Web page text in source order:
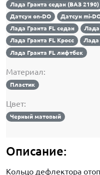
Лада Гранта седан (ВАЗ 2190)
Датсун on-DO
Датсун mi-
Лада Гранта FL седан
Лада
Лада Гранта FL Кросс
Лада
Лада Гранта FL лифтбек
Материал:
Пластик
Цвет:
Черный матовый
Описание:
Кольцо дефлектора